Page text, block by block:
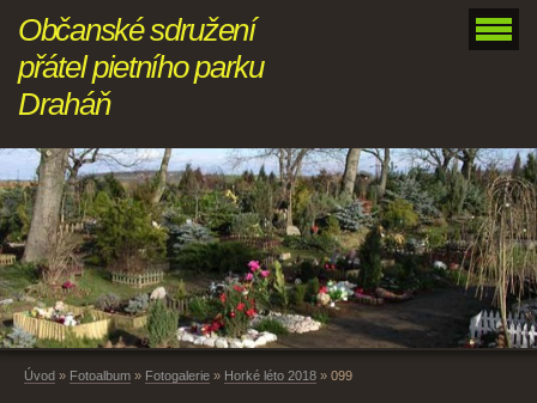
Občanské sdružení
přátel pietního parku
Draháň
Úvod » Fotoalbum » Fotogalerie » Horké léto 2018 » 099